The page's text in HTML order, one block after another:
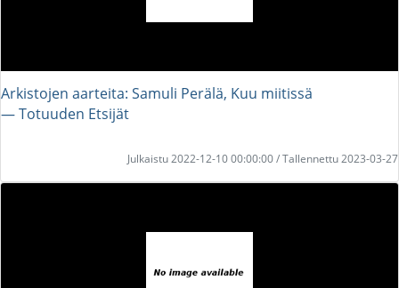
Arkistojen aarteita: Samuli Perälä, Kuu miitissä
― Totuuden Etsijät
Julkaistu 2022-12-10 00:00:00 / Tallennettu 2023-03-27